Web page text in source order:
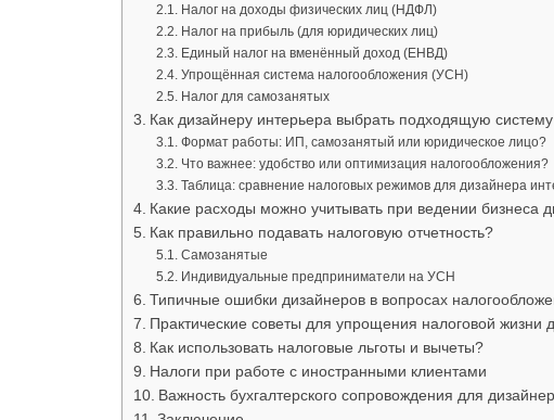
Налог на доходы физических лиц (НДФЛ)
Налог на прибыль (для юридических лиц)
Единый налог на вменённый доход (ЕНВД)
Упрощённая система налогообложения (УСН)
Налог для самозанятых
Как дизайнеру интерьера выбрать подходящую
Формат работы: ИП, самозанятый или юридическое лицо?
Что важнее: удобство или оптимизация налогообложения?
Таблица: сравнение налоговых режимов для дизайнера
Какие расходы можно учитывать при ведении бизнеса
Как правильно подавать налоговую отчетность?
Самозанятые
Индивидуальные предприниматели на УСН
Типичные ошибки дизайнеров в вопросах
Практические советы для упрощения налоговой жизни
Как использовать налоговые льготы и вычеты?
Налоги при работе с иностранными клиентами
Важность бухгалтерского сопровождения для